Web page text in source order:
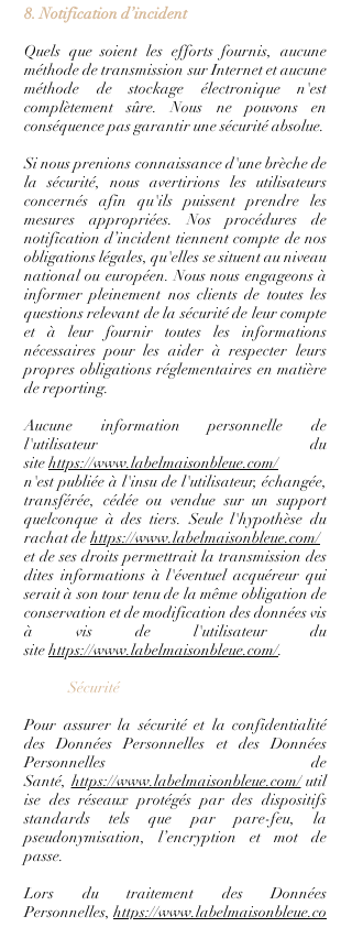
8. Notification d’incident
Quels que soient les efforts fournis, aucune
méthode de transmission sur Internet et aucune
méthode de stockage électronique n'est
complètement sûre. Nous ne pouvons en
conséquence pas garantir une sécurité absolue.
Si nous prenions connaissance d'une brèche de
la sécurité, nous avertirions les utilisateurs
concernés afin qu'ils puissent prendre les
mesures appropriées. Nos procédures de
notification d’incident tiennent compte de nos
obligations légales, qu'elles se situent au niveau
national ou européen. Nous nous engageons à
informer pleinement nos clients de toutes les
questions relevant de la sécurité de leur compte
et à leur fournir toutes les informations
nécessaires pour les aider à respecter leurs
propres obligations réglementaires en matière
de reporting.
Aucune information personnelle de
l'utilisateur du
sitehttps://www.labelmaisonbleue.com/
n'est publiée à l'insu de l'utilisateur, échangée,
transférée, cédée ou vendue sur un support
quelconque à des tiers. Seule l'hypothèse du
rachat dehttps://www.labelmaisonbleue.com/
et de ses droits permettrait la transmission des
dites informations à l'éventuel acquéreur qui
serait à son tour tenu de la même obligation de
conservation et de modification des données vis
à vis de l'utilisateur du
sitehttps://www.labelmaisonbleue.com/.
Sécurité
Pour assurer la sécurité et la confidentialité
des Données Personnelles et des Données
Personnelles de
Santé, https://www.labelmaisonbleue.com/util
ise des réseaux protégés par des dispositifs
standards tels que par pare-feu, la
pseudonymisation, l’encryption et mot de
passe.
Lors du traitement des Données
Personnelles, https://www.labelmaisonbleue.co